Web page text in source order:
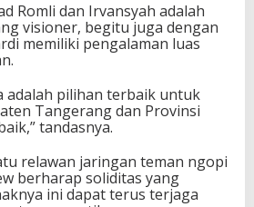
Romli dan Irvansyah adalah
visioner, begitu juga dengan
memiliki pengalaman luas
adalah pilihan terbaik untuk
Tangerang dan Provinsi
tandasnya.
relawan jaringan teman ngopi
berharap soliditas yang
ini dapat terus terjaga